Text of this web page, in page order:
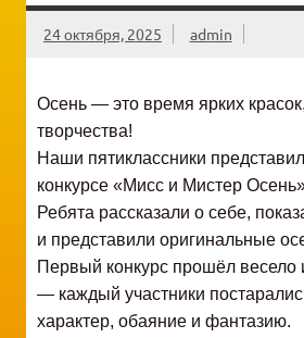
24 октября, 2025 admin
Осень — это время ярких
творчества!
Наши пятиклассники
конкурсе «Мисс и Мистер
Ребята рассказали о себе,
и представили оригинальные
Первый конкурс прошёл весело
— каждый участники
характер, обаяние и фантазию.